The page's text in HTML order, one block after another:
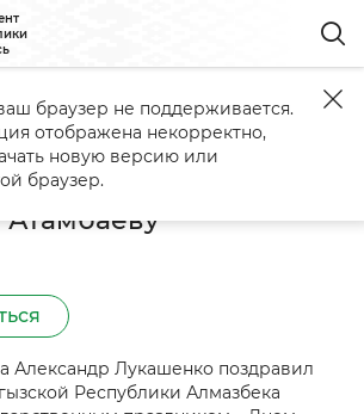
Поздравление Президенту Кыргызской
Президенту
Республики
Александр Лукашенко поздравил
Республики Алмазбека
браузер не поддерживается.
отображена некорректно,
новую версию или
браузер.